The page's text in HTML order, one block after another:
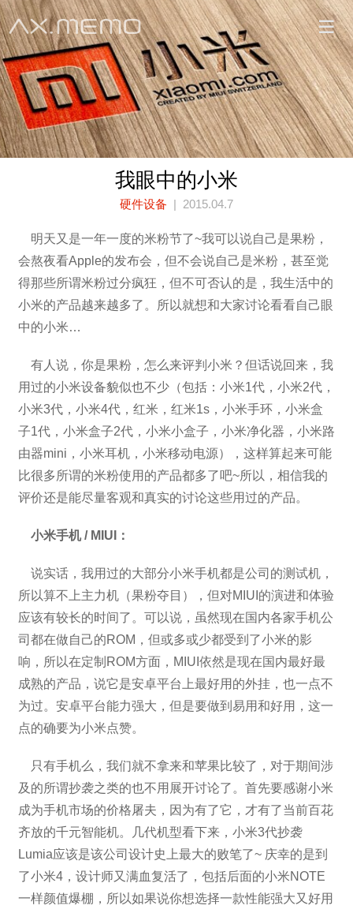
我眼中的小米
硬件设备 | 2015.04.7
明天又是一年一度的米粉节了~我可以说自己是果粉，
会熬夜看Apple的发布会，但不会说自己是米粉，甚至觉
得那些所谓米粉过分疯狂，但不可否认的是，我生活中的
小米的产品越来越多了。所以就想和大家讨论看看自己眼
中的小米…
有人说，你是果粉，怎么来评判小米？但话说回来，我
用过的小米设备貌似也不少（包括：小米1代，小米2代，
小米3代，小米4代，红米，红米1s，小米手环，小米盒
子1代，小米盒子2代，小米小盒子，小米净化器，小米路
由器mini，小米耳机，小米移动电源），这样算起来可能
比很多所谓的米粉使用的产品都多了吧~所以，相信我的
评价还是能尽量客观和真实的讨论这些用过的产品。
小米手机 / MIUI：
说实话，我用过的大部分小米手机都是公司的测试机，
所以算不上主力机（果粉夺目），但对MIUI的演进和体验
应该有较长的时间了。可以说，虽然现在国内各家手机公
司都在做自己的ROM，但或多或少都受到了小米的影
响，所以在定制ROM方面，MIUI依然是现在国内最好最
成熟的产品，说它是安卓平台上最好用的外挂，也一点不
为过。安卓平台能力强大，但是要做到易用和好用，这一
点的确要为小米点赞。
只有手机么，我们就不拿来和苹果比较了，对于期间涉
及的所谓抄袭之类的也不用展开讨论了。首先要感谢小米
成为手机市场的价格屠夫，因为有了它，才有了当前百花
齐放的千元智能机。几代机型看下来，小米3代抄袭
Lumia应该是该公司设计史上最大的败笔了~ 庆幸的是到
了小米4，设计师又满血复活了，包括后面的小米NOTE
一样颜值爆棚，所以如果说你想选择一款性能强大又好用